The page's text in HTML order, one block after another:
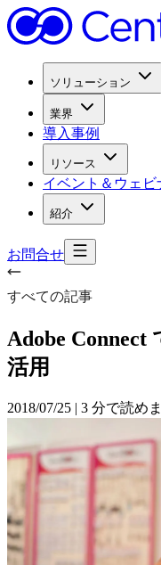
ソリューション
業界
導入事例
リソース
イベント＆ウェビ
紹介
お問合せ
すべての記事
Adobe Connect
活用
2018/07/25 | 3 分で読め